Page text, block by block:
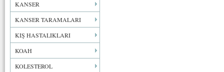
KANSER
KANSER TARAMALARI
KIŞ HASTALIKLARI
KOAH
KOLESTEROL